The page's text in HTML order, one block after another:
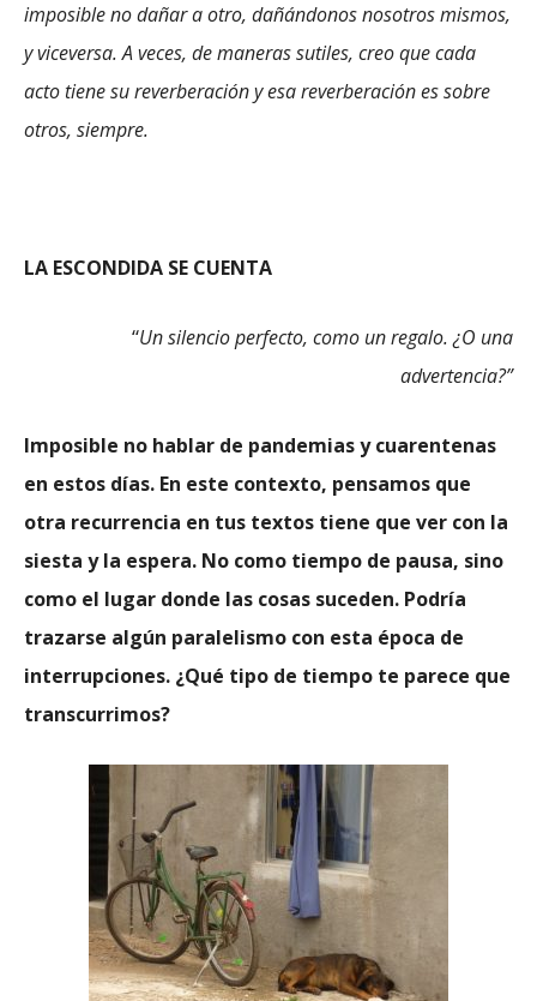
imposible no dañar a otro, dañándonos nosotros mismos,
y viceversa. A veces, de maneras sutiles, creo que cada
acto tiene su reverberación y esa reverberación es sobre
otros, siempre.
LA ESCONDIDA SE CUENTA
“Un silencio perfecto, como un regalo. ¿O una
advertencia?”
Imposible no hablar de pandemias y cuarentenas
en estos días. En este contexto, pensamos que
otra recurrencia en tus textos tiene que ver con la
siesta y la espera. No como tiempo de pausa, sino
como el lugar donde las cosas suceden. Podría
trazarse algún paralelismo con esta época de
interrupciones. ¿Qué tipo de tiempo te parece que
transcurrimos?